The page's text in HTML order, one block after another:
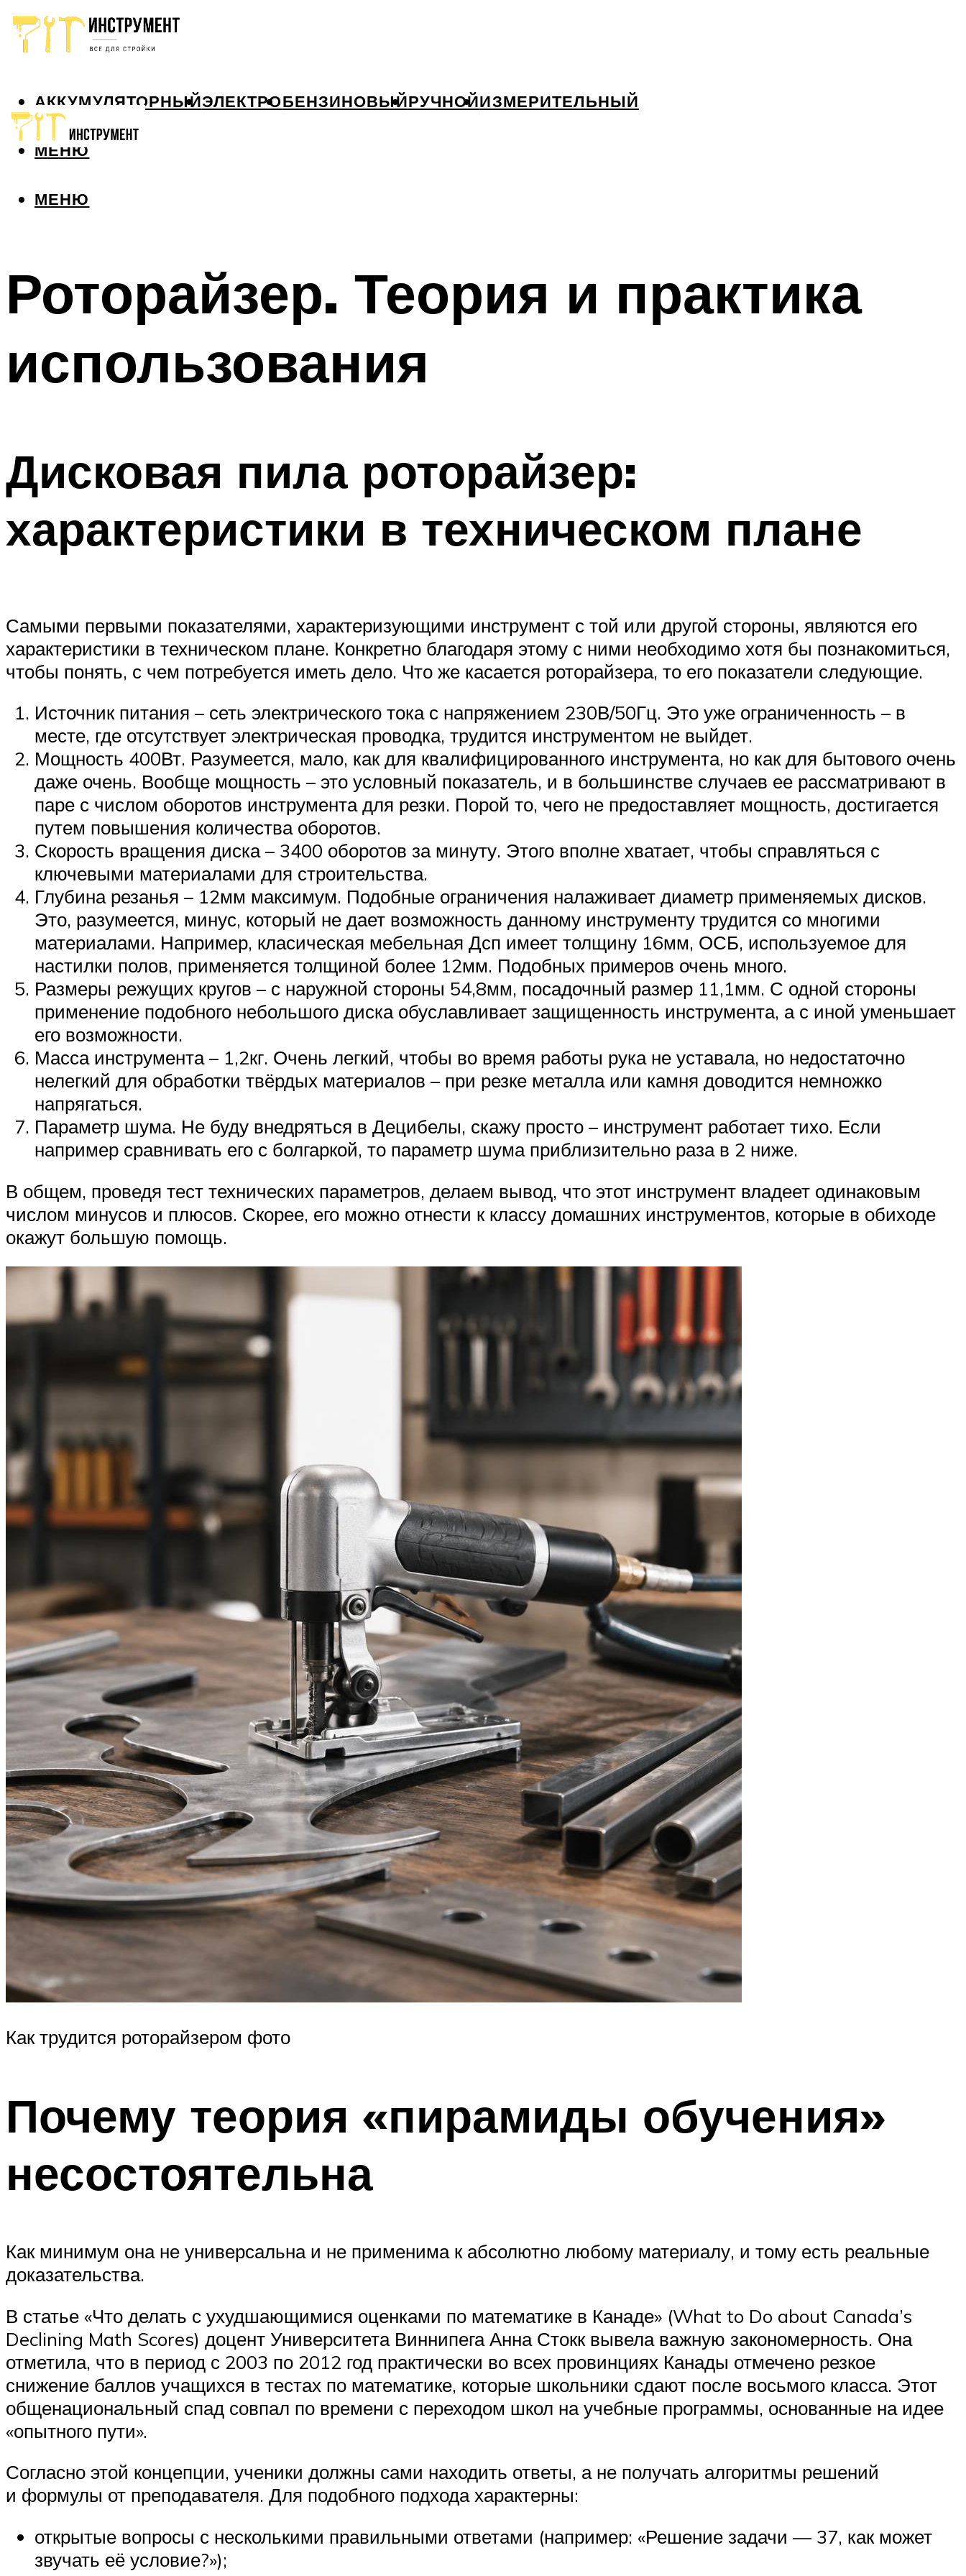
АККУМУЛЯТОРНЫЙЭЛЕКТРОБЕНЗИНОВЫЙРУЧНОЙИЗМЕРИТЕЛЬНЫЙ
МЕНЮ
МЕНЮ
Роторайзер. Теория и практика
использования
Дисковая пила роторайзер:
характеристики в техническом плане
Самыми первыми показателями, характеризующими инструмент с той или другой стороны, являются его
характеристики в техническом плане. Конкретно благодаря этому с ними необходимо хотя бы познакомиться,
чтобы понять, с чем потребуется иметь дело. Что же касается роторайзера, то его показатели следующие.
Источник питания – сеть электрического тока с напряжением 230В/50Гц. Это уже ограниченность – в
месте, где отсутствует электрическая проводка, трудится инструментом не выйдет.
Мощность 400Вт. Разумеется, мало, как для квалифицированного инструмента, но как для бытового очень
даже очень. Вообще мощность – это условный показатель, и в большинстве случаев ее рассматривают в
паре с числом оборотов инструмента для резки. Порой то, чего не предоставляет мощность, достигается
путем повышения количества оборотов.
Скорость вращения диска – 3400 оборотов за минуту. Этого вполне хватает, чтобы справляться с
ключевыми материалами для строительства.
Глубина резанья – 12мм максимум. Подобные ограничения налаживает диаметр применяемых дисков.
Это, разумеется, минус, который не дает возможность данному инструменту трудится со многими
материалами. Например, класическая мебельная Дсп имеет толщину 16мм, ОСБ, используемое для
настилки полов, применяется толщиной более 12мм. Подобных примеров очень много.
Размеры режущих кругов – с наружной стороны 54,8мм, посадочный размер 11,1мм. С одной стороны
применение подобного небольшого диска обуславливает защищенность инструмента, а с иной уменьшает
его возможности.
Масса инструмента – 1,2кг. Очень легкий, чтобы во время работы рука не уставала, но недостаточно
нелегкий для обработки твёрдых материалов – при резке металла или камня доводится немножко
напрягаться.
Параметр шума. Не буду внедряться в Децибелы, скажу просто – инструмент работает тихо. Если
например сравнивать его с болгаркой, то параметр шума приблизительно раза в 2 ниже.
В общем, проведя тест технических параметров, делаем вывод, что этот инструмент владеет одинаковым
числом минусов и плюсов. Скорее, его можно отнести к классу домашних инструментов, которые в обиходе
окажут большую помощь.
Как трудится роторайзером фото
Почему теория «пирамиды обучения»
несостоятельна
Как минимум она не универсальна и не применима к абсолютно любому материалу, и тому есть реальные
доказательства.
В статье «Что делать с ухудшающимися оценками по математике в Канаде» (What to Do about Canada’s
Declining Math Scores) доцент Университета Виннипега Анна Стокк вывела важную закономерность. Она
отметила, что в период с 2003 по 2012 год практически во всех провинциях Канады отмечено резкое
снижение баллов учащихся в тестах по математике, которые школьники сдают после восьмого класса. Этот
общенациональный спад совпал по времени с переходом школ на учебные программы, основанные на идее
«опытного пути».
Согласно этой концепции, ученики должны сами находить ответы, а не получать алгоритмы решений
и формулы от преподавателя. Для подобного подхода характерны:
открытые вопросы с несколькими правильными ответами (например: «Решение задачи — 37, как может
звучать её условие?»);